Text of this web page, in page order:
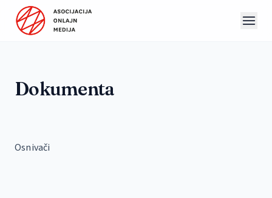
Preskoči na sadržaj
Dokumenta
Osnivači